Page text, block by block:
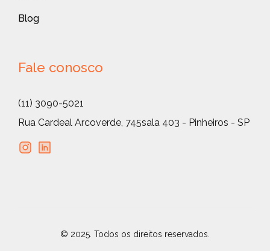
Blog
Fale conosco
(11) 3090-5021
Rua Cardeal Arcoverde, 745sala 403 - Pinheiros - SP
© 2025. Todos os direitos reservados.